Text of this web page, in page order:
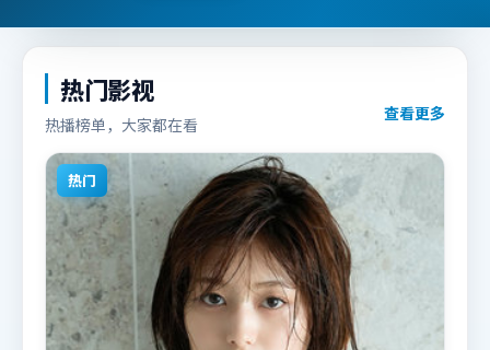
热门影视
热播榜单，大家都在看
查看更多
热门